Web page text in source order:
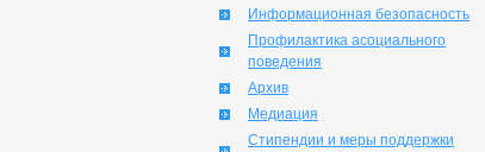
Информационная безопасность
Профилактика асоциального
поведения
Архив
Медиация
Стипендии и меры поддержки